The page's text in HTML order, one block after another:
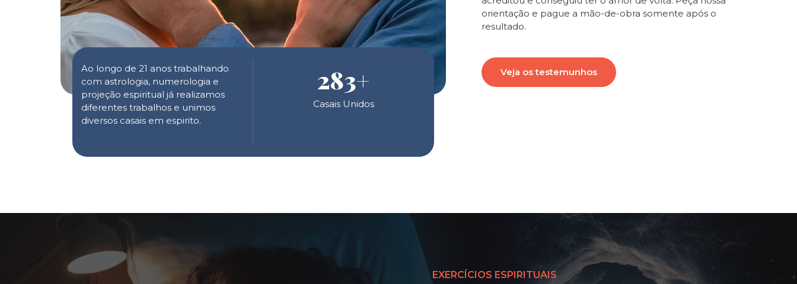
Ao longo de 21 anos trabalhando
com astrologia, numerologia e
projeção espiritual já realizamos
diferentes trabalhos e unimos
diversos casais em espirito.
283+
Casais Unidos
orientação e pague a mão-de-obra somente após o
resultado.
Veja os testemunhos
EXERCÍCIOS ESPIRITUAIS